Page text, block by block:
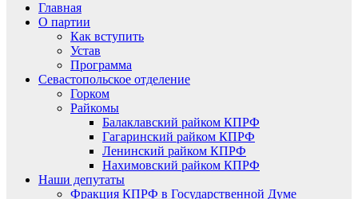
Главная
О партии
Как вступить
Устав
Программа
Севастопольское отделение
Горком
Райкомы
Балаклавский райком КПРФ
Гагаринский райком КПРФ
Ленинский райком КПРФ
Нахимовский райком КПРФ
Наши депутаты
Фракция КПРФ в Государственной Думе